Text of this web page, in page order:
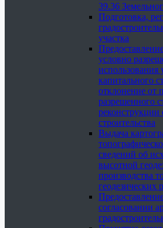
39.36
Подготовка,
участка
условно
использования
капитального
отклонение от
разрешенного
реконструкции
строительства
Выдача
сведений об
высотной
производства
геодезических
согласовании